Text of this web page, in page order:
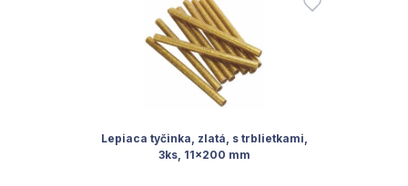
Lepiaca tyčinka, zlatá, s trblietkami,
3ks, 11x200 mm